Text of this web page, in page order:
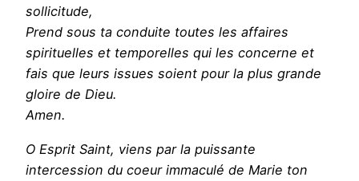
sollicitude,
Prend sous ta conduite toutes les affaires
spirituelles et temporelles qui les concerne et
fais que leurs issues soient pour la plus grande
gloire de Dieu.
Amen.
O Esprit Saint, viens par la puissante
intercession du coeur immaculé de Marie ton